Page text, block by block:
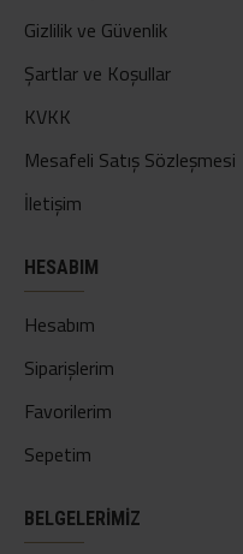
Gizlilik ve Güvenlik
Şartlar ve Koşullar
KVKK
Mesafeli Satış Sözleşmesi
İletişim
HESABIM
Hesabım
Siparişlerim
Favorilerim
Sepetim
BELGELERİMİZ